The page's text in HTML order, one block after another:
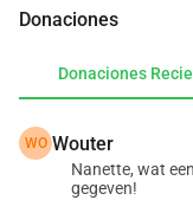
Operation Hernia
Donaciones
Donaciones
WO Wouter
Nanette, wat
gegeven!